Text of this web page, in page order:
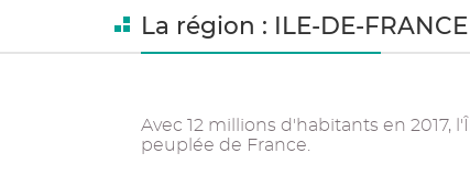
La région : ILE-DE-FRANCE
Avec 12 millions d'habitants en 2017,
peuplée de France.